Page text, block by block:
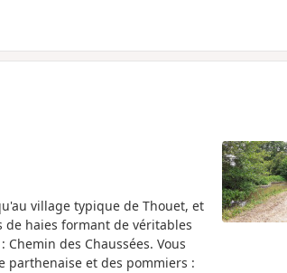
village typique de Thouet, et
haies formant de véritables
des Chaussées. Vous
parthenaise et des pommiers :